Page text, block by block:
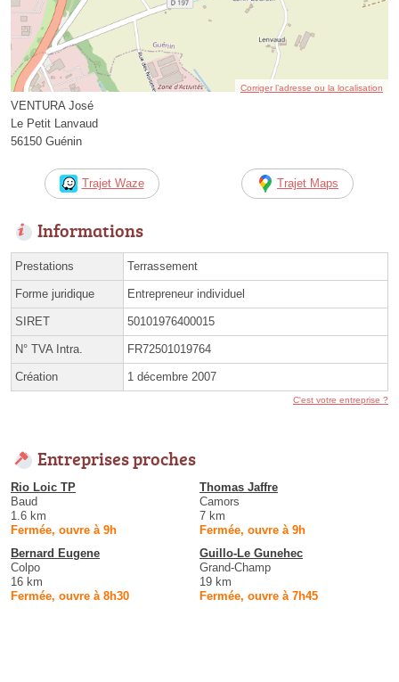
Corriger l’adresse ou la localisation
VENTURA José
Le Petit Lanvaud
56150 Guénin
Trajet Waze Trajet Maps
Informations
Prestations Terrassement
Forme juridique Entrepreneur individuel
SIRET 50101976400015
N° TVA Intra. FR72501019764
Création 1 décembre 2007
C'est votre entreprise ?
Entreprises proches
Rio Loic TP
Baud
1.6 km
Fermée, ouvre à 9h
Thomas Jaffre
Camors
7 km
Fermée, ouvre à 9h
Bernard Eugene
Colpo
16 km
Fermée, ouvre à 8h30
Guillo-Le Gunehec
Grand-Champ
19 km
Fermée, ouvre à 7h45